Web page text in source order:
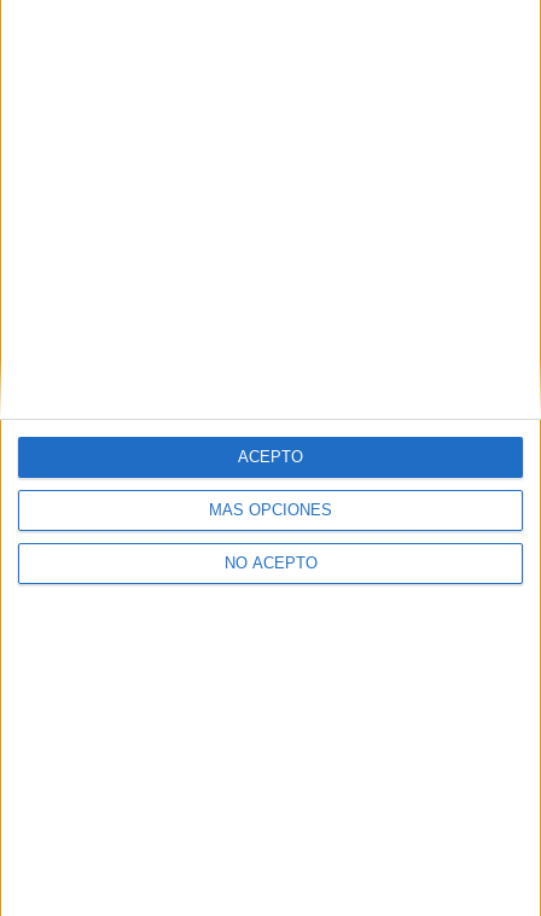
MÁS OPCIONES
NO ACEPTO
ACEPTO
Y como regalo de agradecimiento, por registrarte te daremos
gratis una copia de nuestro ebook con 100 consejos para tu
primer año de universidad